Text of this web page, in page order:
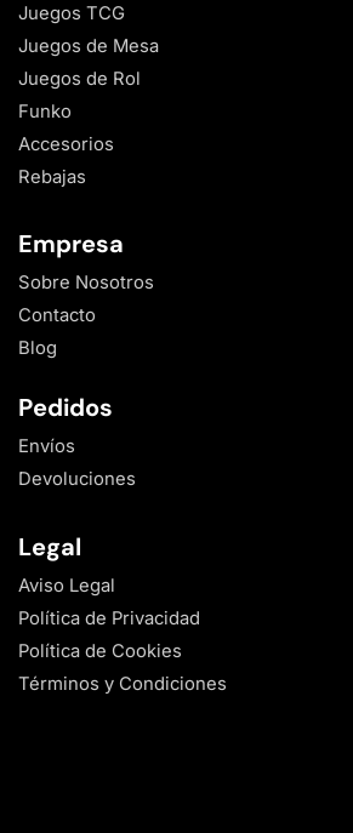
Juegos TCG
Juegos de Mesa
Juegos de Rol
Funko
Accesorios
Rebajas
Empresa
Sobre Nosotros
Contacto
Blog
Pedidos
Envíos
Devoluciones
Legal
Aviso Legal
Política de Privacidad
Política de Cookies
Términos y Condiciones